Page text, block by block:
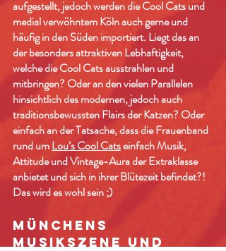
aufgestellt, jedoch werden die Cool Cats und
medial verwöhntem Köln auch gerne und
häufig in den Süden importiert. Liegt das an
der besonders attraktiven Lebhaftigkeit,
welche die Cool Cats ausstrahlen und
mitbringen? Oder an den vielen Parallelen
hinsichtlich des modernen, jedoch auch
traditionsbewussten Flairs der Katzen? Oder
einfach an der Tatsache, dass die Frauenband
rund umLou’s Cool Catseinfach Musik,
Attitude und Vintage-Aura der Extraklasse
anbietet und sich in ihrer Blütezeit befindet?!
Das wird es wohl sein ;)
MÜNCHENS
MUSIKSZENE UND